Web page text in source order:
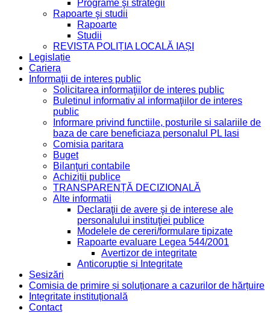
Programe şi strategii
Rapoarte şi studii
Rapoarte
Studii
REVISTA POLIȚIA LOCALĂ IAȘI
Legislație
Cariera
Informaţii de interes public
Solicitarea informaţiilor de interes public
Buletinul informativ al informaţiilor de interes
public
Informare privind functiile, posturile si salariile de
baza de care beneficiaza personalul PL Iasi
Comisia paritara
Buget
Bilanţuri contabile
Achiziții publice
TRANSPARENȚĂ DECIZIONALĂ
Alte informatii
Declaraţii de avere şi de interese ale
personalului instituţiei publice
Modelele de cereri/formulare tipizate
Rapoarte evaluare Legea 544/2001
Avertizor de integritate
Anticorupție și Integritate
Sesizări
Comisia de primire și soluționare a cazurilor de hărțuire
Integritate instituțională
Contact